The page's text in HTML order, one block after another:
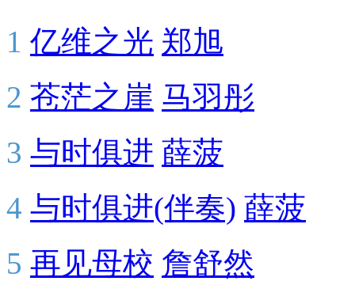
1 亿维之光 郑旭
2 苍茫之崖 马羽彤
3 与时俱进 薛菠
4 与时俱进(伴奏) 薛菠
5 再见母校 詹舒然